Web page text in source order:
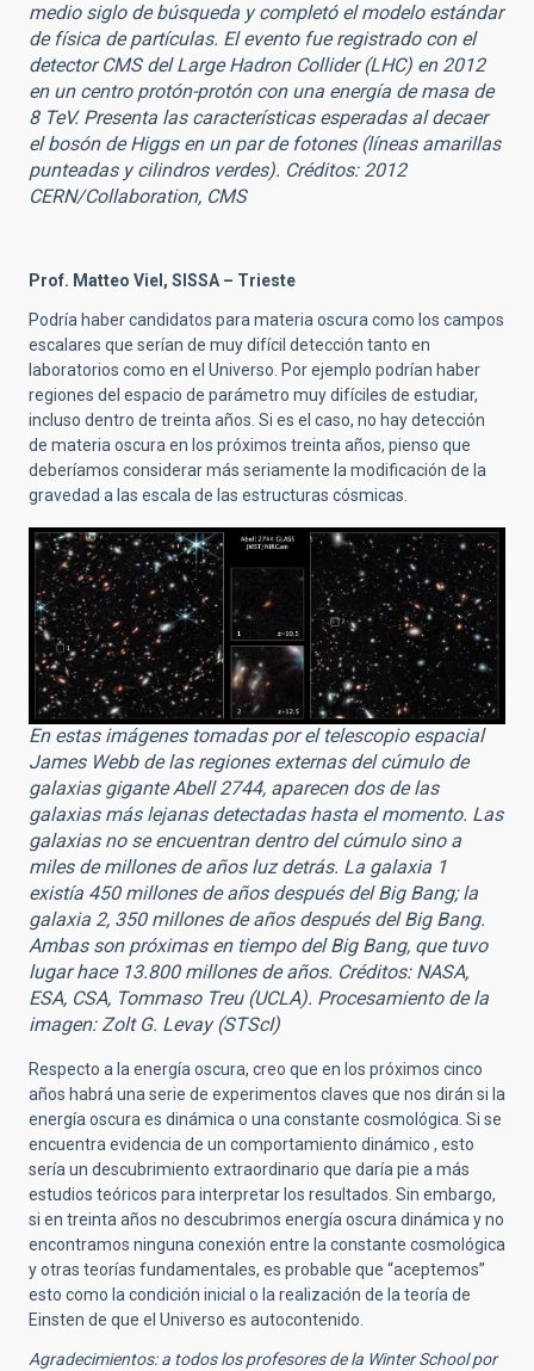
medio siglo de búsqueda y completó el modelo estándar
de física de partículas. El evento fue registrado con el
detector CMS del Large Hadron Collider (LHC) en 2012
en un centro protón-protón con una energía de masa de
8 TeV. Presenta las características esperadas al decaer
el bosón de Higgs en un par de fotones (líneas amarillas
punteadas y cilindros verdes). Créditos: 2012
CERN/Collaboration, CMS
Prof. Matteo Viel, SISSA – Trieste
Podría haber candidatos para materia oscura como los campos
escalares que serían de muy difícil detección tanto en
laboratorios como en el Universo. Por ejemplo podrían haber
regiones del espacio de parámetro muy difíciles de estudiar,
incluso dentro de treinta años. Si es el caso, no hay detección
de materia oscura en los próximos treinta años, pienso que
deberíamos considerar más seriamente la modificación de la
gravedad a las escala de las estructuras cósmicas.
En estas imágenes tomadas por el telescopio espacial
James Webb de las regiones externas del cúmulo de
galaxias gigante Abell 2744, aparecen dos de las
galaxias más lejanas detectadas hasta el momento. Las
galaxias no se encuentran dentro del cúmulo sino a
miles de millones de años luz detrás. La galaxia 1
existía 450 millones de años después del Big Bang; la
galaxia 2, 350 millones de años después del Big Bang.
Ambas son próximas en tiempo del Big Bang, que tuvo
lugar hace 13.800 millones de años. Créditos: NASA,
ESA, CSA, Tommaso Treu (UCLA). Procesamiento de la
imagen: Zolt G. Levay (STScI)
Respecto a la energía oscura, creo que en los próximos cinco
años habrá una serie de experimentos claves que nos dirán si la
energía oscura es dinámica o una constante cosmológica. Si se
encuentra evidencia de un comportamiento dinámico , esto
sería un descubrimiento extraordinario que daría pie a más
estudios teóricos para interpretar los resultados. Sin embargo,
si en treinta años no descubrimos energía oscura dinámica y no
encontramos ninguna conexión entre la constante cosmológica
y otras teorías fundamentales, es probable que “aceptemos”
esto como la condición inicial o la realización de la teoría de
Einsten de que el Universo es autocontenido.
Agradecimientos: a todos los profesores de la Winter School por